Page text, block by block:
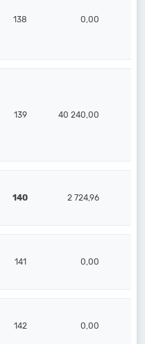
138 0,00
139 40 240,00
140 2 724,96
141 0,00
142 0,00